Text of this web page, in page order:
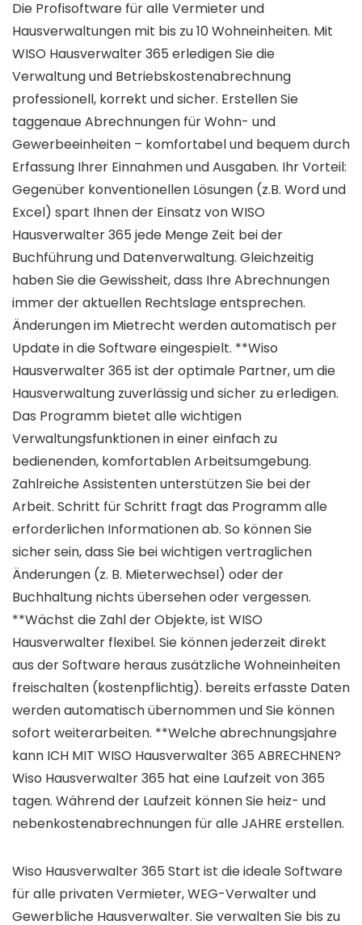
Die Profisoftware für alle Vermieter und
Hausverwaltungen mit bis zu 10 Wohneinheiten. Mit
WISO Hausverwalter 365 erledigen Sie die
Verwaltung und Betriebskostenabrechnung
professionell, korrekt und sicher. Erstellen Sie
taggenaue Abrechnungen für Wohn- und
Gewerbeeinheiten – komfortabel und bequem durch
Erfassung Ihrer Einnahmen und Ausgaben. Ihr Vorteil:
Gegenüber konventionellen Lösungen (z.B. Word und
Excel) spart Ihnen der Einsatz von WISO
Hausverwalter 365 jede Menge Zeit bei der
Buchführung und Datenverwaltung. Gleichzeitig
haben Sie die Gewissheit, dass Ihre Abrechnungen
immer der aktuellen Rechtslage entsprechen.
Änderungen im Mietrecht werden automatisch per
Update in die Software eingespielt. **Wiso
Hausverwalter 365 ist der optimale Partner, um die
Hausverwaltung zuverlässig und sicher zu erledigen.
Das Programm bietet alle wichtigen
Verwaltungsfunktionen in einer einfach zu
bedienenden, komfortablen Arbeitsumgebung.
Zahlreiche Assistenten unterstützen Sie bei der
Arbeit. Schritt für Schritt fragt das Programm alle
erforderlichen Informationen ab. So können Sie
sicher sein, dass Sie bei wichtigen vertraglichen
Änderungen (z. B. Mieterwechsel) oder der
Buchhaltung nichts übersehen oder vergessen.
**Wächst die Zahl der Objekte, ist WISO
Hausverwalter flexibel. Sie können jederzeit direkt
aus der Software heraus zusätzliche Wohneinheiten
freischalten (kostenpflichtig). bereits erfasste Daten
werden automatisch übernommen und Sie können
sofort weiterarbeiten. **Welche abrechnungsjahre
kann ICH MIT WISO Hausverwalter 365 ABRECHNEN?
Wiso Hausverwalter 365 hat eine Laufzeit von 365
tagen. Während der Laufzeit können Sie heiz- und
nebenkostenabrechnungen für alle JAHRE erstellen.
Wiso Hausverwalter 365 Start ist die ideale Software
für alle privaten Vermieter, WEG-Verwalter und
Gewerbliche Hausverwalter. Sie verwalten Sie bis zu